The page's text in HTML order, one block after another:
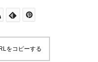
をコピーする